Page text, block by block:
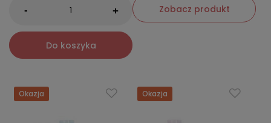
- +
Do koszyka
Zobacz produkt
Okazja Okazja